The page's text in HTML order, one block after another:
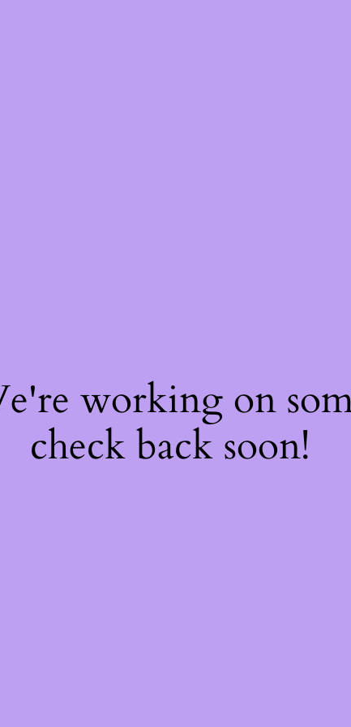
working on
check back soon!